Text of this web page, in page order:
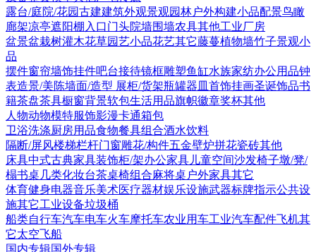
露台/庭院/花园古建建筑外观景观园林户外构建小品配景鸟瞰
廊架凉亭遮阳棚 入口门头院墙围墙农具其他工业厂房
盆景盆栽树灌木花草园艺小品花艺其它藤蔓植物墙竹子景观小
品
摆件窗帘墙饰挂件吧台接待镜框雕塑鱼缸水族家纺办公用品钟
表造景/美陈墙面/造型 展柜/货架瓶罐器皿 首饰挂画圣诞饰品书
籍茶盘茶具橱窗背景软包生活用品旗帜徽章奖杯其他
人物动物模特服饰影漫卡通箱包
卫浴洗涤厨房用品食物餐具组合酒水饮料
隔断/屏风楼梯栏杆门窗雕花/构件五金壁炉拼花瓷砖其他
床具中式古典家具装饰柜/架办公家具 儿童空间沙发椅子墩/凳/
榻书桌 几类化妆台茶桌椅组合麻将桌 户外家具其它
体育健身电器音乐美术医疗器材娱乐设施武器标牌指示公共设
施其它工业设备垃圾桶
船类自行车汽车电车火车摩托车农业用车工业汽车配件飞机其
它太空飞船
国内专辑国外专辑